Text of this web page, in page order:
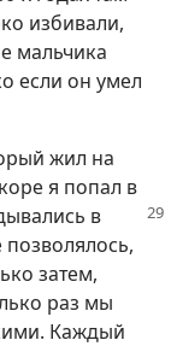
избивали,
мальчика
если он умел
жил на
я попал в
в
затем,
раз мы
Каждый